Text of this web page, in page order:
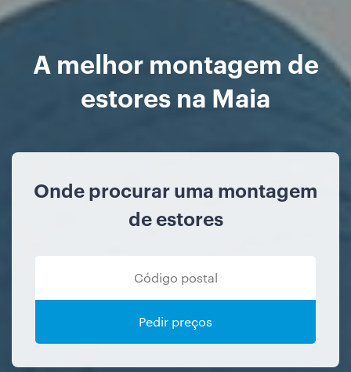
A melhor montagem de
estores na Maia
Onde procurar uma montagem
de estores
Pedir preços